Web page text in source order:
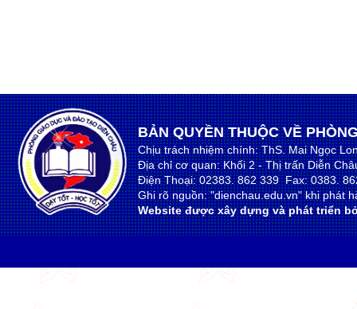
BẢN QUYỀN THUỘC VỀ
Chịu trách nhiệm chính: ThS. Mai Ngọc
Địa chỉ cơ quan: Khối 2 - Thị trấn Diễn
Điện Thoại: 02383. 862 339 Fax: 0383.
Ghi rõ nguồn: "dienchau.edu.vn" khi phát
Website được xây dựng và phát triển